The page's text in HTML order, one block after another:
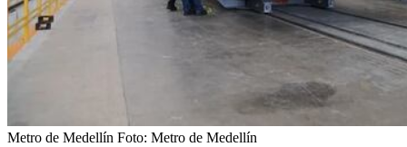
Metro de Medellín Foto: Metro de Medellín